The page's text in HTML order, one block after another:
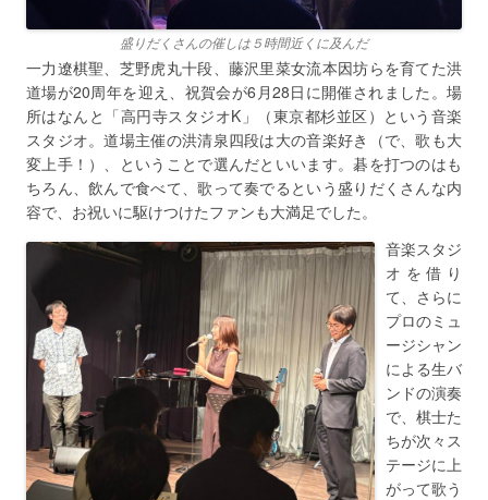
盛りだくさんの催しは５時間近くに及んだ
一力遼棋聖、芝野虎丸十段、藤沢里菜女流本因坊らを育てた洪
道場が20周年を迎え、祝賀会が6月28日に開催されました。場
所はなんと「高円寺スタジオK」（東京都杉並区）という音楽
スタジオ。道場主催の洪清泉四段は大の音楽好き（で、歌も大
変上手！）、ということで選んだといいます。碁を打つのはも
ちろん、飲んで食べて、歌って奏でるという盛りだくさんな内
容で、お祝いに駆けつけたファンも大満足でした。
音楽スタジ
オを借り
て、さらに
プロのミュ
ージシャン
による生バ
ンドの演奏
で、棋士た
ちが次々ス
テージに上
がって歌う